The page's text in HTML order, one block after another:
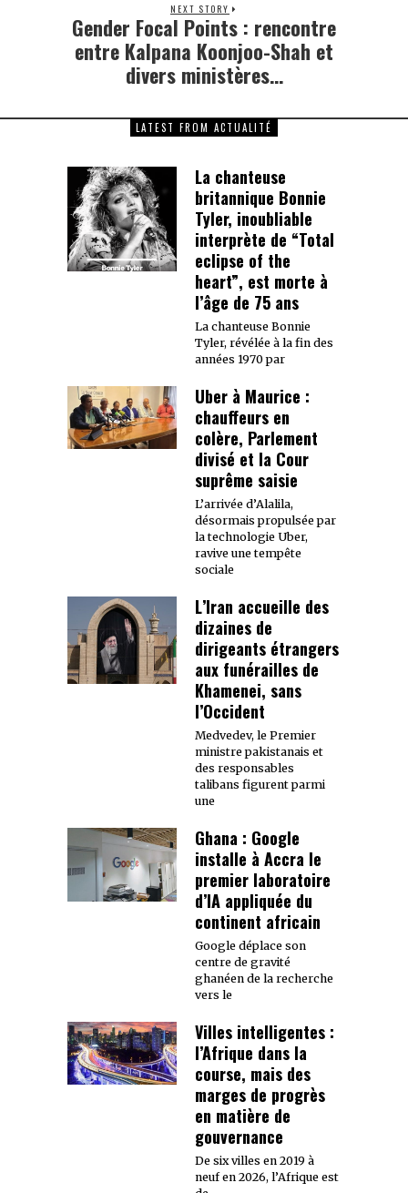
NEXT STORY
Next
post:
Gender Focal Points : rencontre
entre Kalpana Koonjoo-Shah et
divers ministères…
LATEST FROM ACTUALITÉ
La chanteuse
britannique Bonnie
Tyler, inoubliable
interprète de “Total
eclipse of the
heart”, est morte à
l’âge de 75 ans
La chanteuse Bonnie
Tyler, révélée à la fin des
années 1970 par
Uber à Maurice :
chauffeurs en
colère, Parlement
divisé et la Cour
suprême saisie
L’arrivée d’Alalila,
désormais propulsée par
la technologie Uber,
ravive une tempête
sociale
L’Iran accueille des
dizaines de
dirigeants étrangers
aux funérailles de
Khamenei, sans
l’Occident
Medvedev, le Premier
ministre pakistanais et
des responsables
talibans figurent parmi
une
Ghana : Google
installe à Accra le
premier laboratoire
d’IA appliquée du
continent africain
Google déplace son
centre de gravité
ghanéen de la recherche
vers le
Villes intelligentes :
l’Afrique dans la
course, mais des
marges de progrès
en matière de
gouvernance
De six villes en 2019 à
neuf en 2026, l’Afrique est